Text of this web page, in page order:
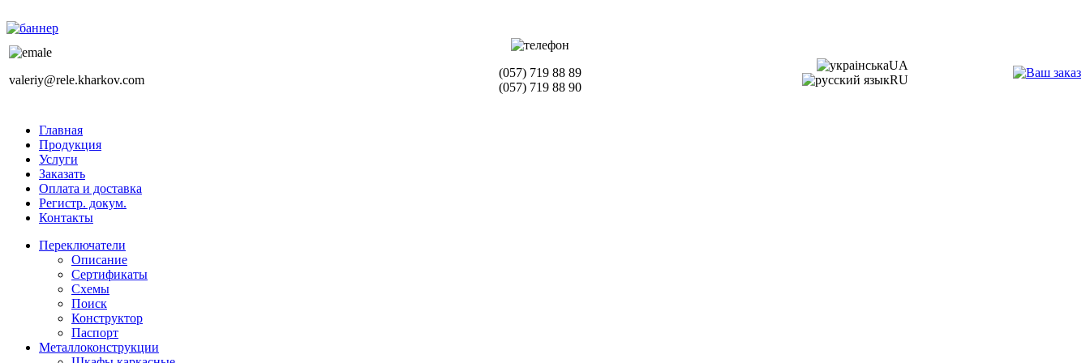
valeriy@rele.kharkov.com
(057) 719 88 89
(057) 719 88 90
UA
RU
Главная
Продукция
Услуги
Заказать
Оплата и доставка
Регистр. докум.
Контакты
Переключатели
Описание
Сертификаты
Схемы
Поиск
Конструктор
Паспорт
Металлоконструкции